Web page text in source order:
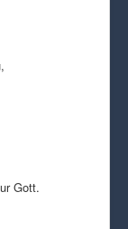
Gott.